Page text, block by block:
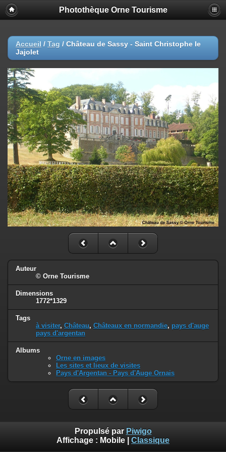
Photothèque Orne Tourisme
Accueil / Tag / Château de Sassy - Saint Christophe le
Jajolet
Auteur
© Orne Tourisme
Dimensions
1772*1329
Tags
à visiter, Château, Châteaux en normandie, pays d'auge
pays d'argentan
Albums
Orne en images
Les sites et lieux de visites
Pays d'Argentan - Pays d'Auge Ornais
Propulsé par Piwigo
Affichage : Mobile Classique